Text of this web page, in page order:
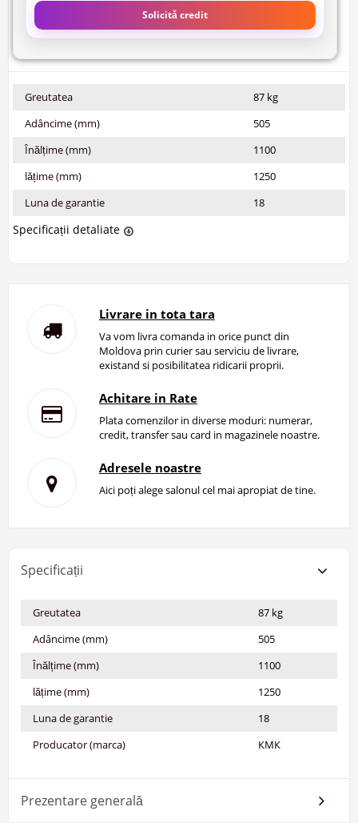
Solicită credit
Greutatea
87 kg
Adâncime (mm)
505
Înălțime (mm)
1100
lățime (mm)
1250
Luna de garantie
18
Specificații detaliate
Livrare in tota tara
Va vom livra comanda in orice punct din
Moldova prin curier sau serviciu de livrare,
existand si posibilitatea ridicarii proprii.
Achitare in Rate
Plata comenzilor in diverse moduri: numerar,
credit, transfer sau card in magazinele noastre.
Adresele noastre
Aici poți alege salonul cel mai apropiat de tine.
Specificații
Greutatea
87 kg
Adâncime (mm)
505
Înălțime (mm)
1100
lățime (mm)
1250
Luna de garantie
18
Producator (marca)
КМК
Prezentare generală